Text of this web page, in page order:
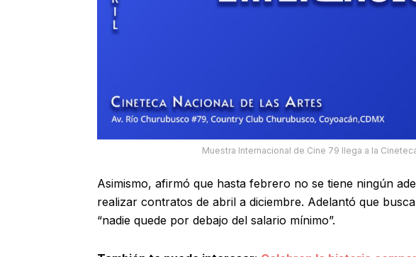
Muestra Internacional de Cine 79 llega a la
Asimismo, afirmó que hasta febrero no se tiene ningún
realizar contratos de abril a diciembre. Adelantó que
“nadie quede por debajo del salario mínimo”.